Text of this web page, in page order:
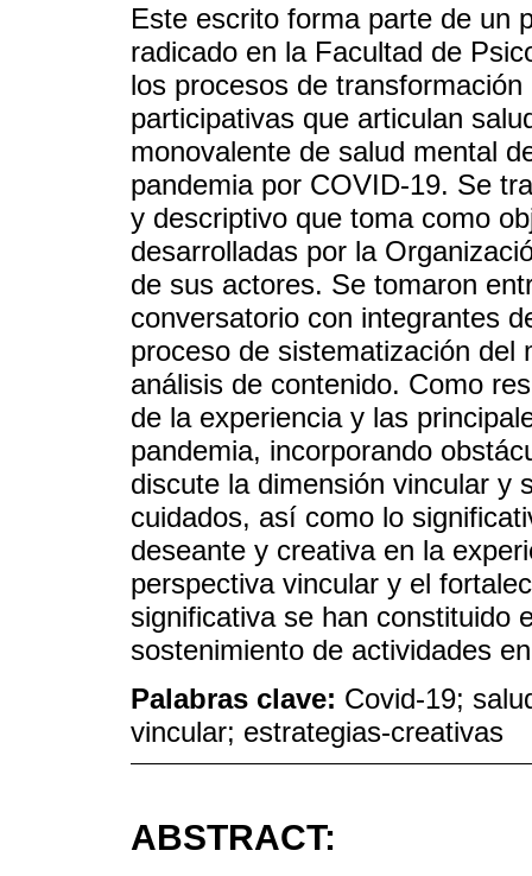
Este escrito forma parte de un
radicado en la Facultad de
los procesos de
participativas que articulan
monovalente de salud mental
pandemia por COVID-19. Se
y descriptivo que toma como
desarrolladas por la
de sus actores. Se tomaron
conversatorio con integrantes
proceso de sistematización del
análisis de contenido. Como
de la experiencia y las
pandemia, incorporando
discute la dimensión vincular y
cuidados, así como lo
deseante y creativa en la
perspectiva vincular y el
significativa se han constituido
sostenimiento de actividades
Palabras clave: Covid-19;
vincular; estrategias-creativas
ABSTRACT: